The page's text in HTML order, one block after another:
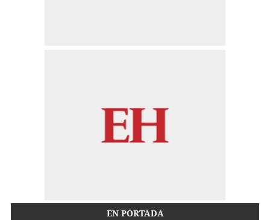
EN PORTADA